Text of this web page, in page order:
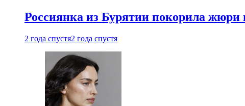
Россиянка из Бурятии покорила
2 года спустя2 года спустя